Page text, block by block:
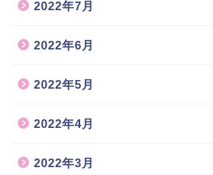
2022年7月
2022年6月
2022年5月
2022年4月
2022年3月